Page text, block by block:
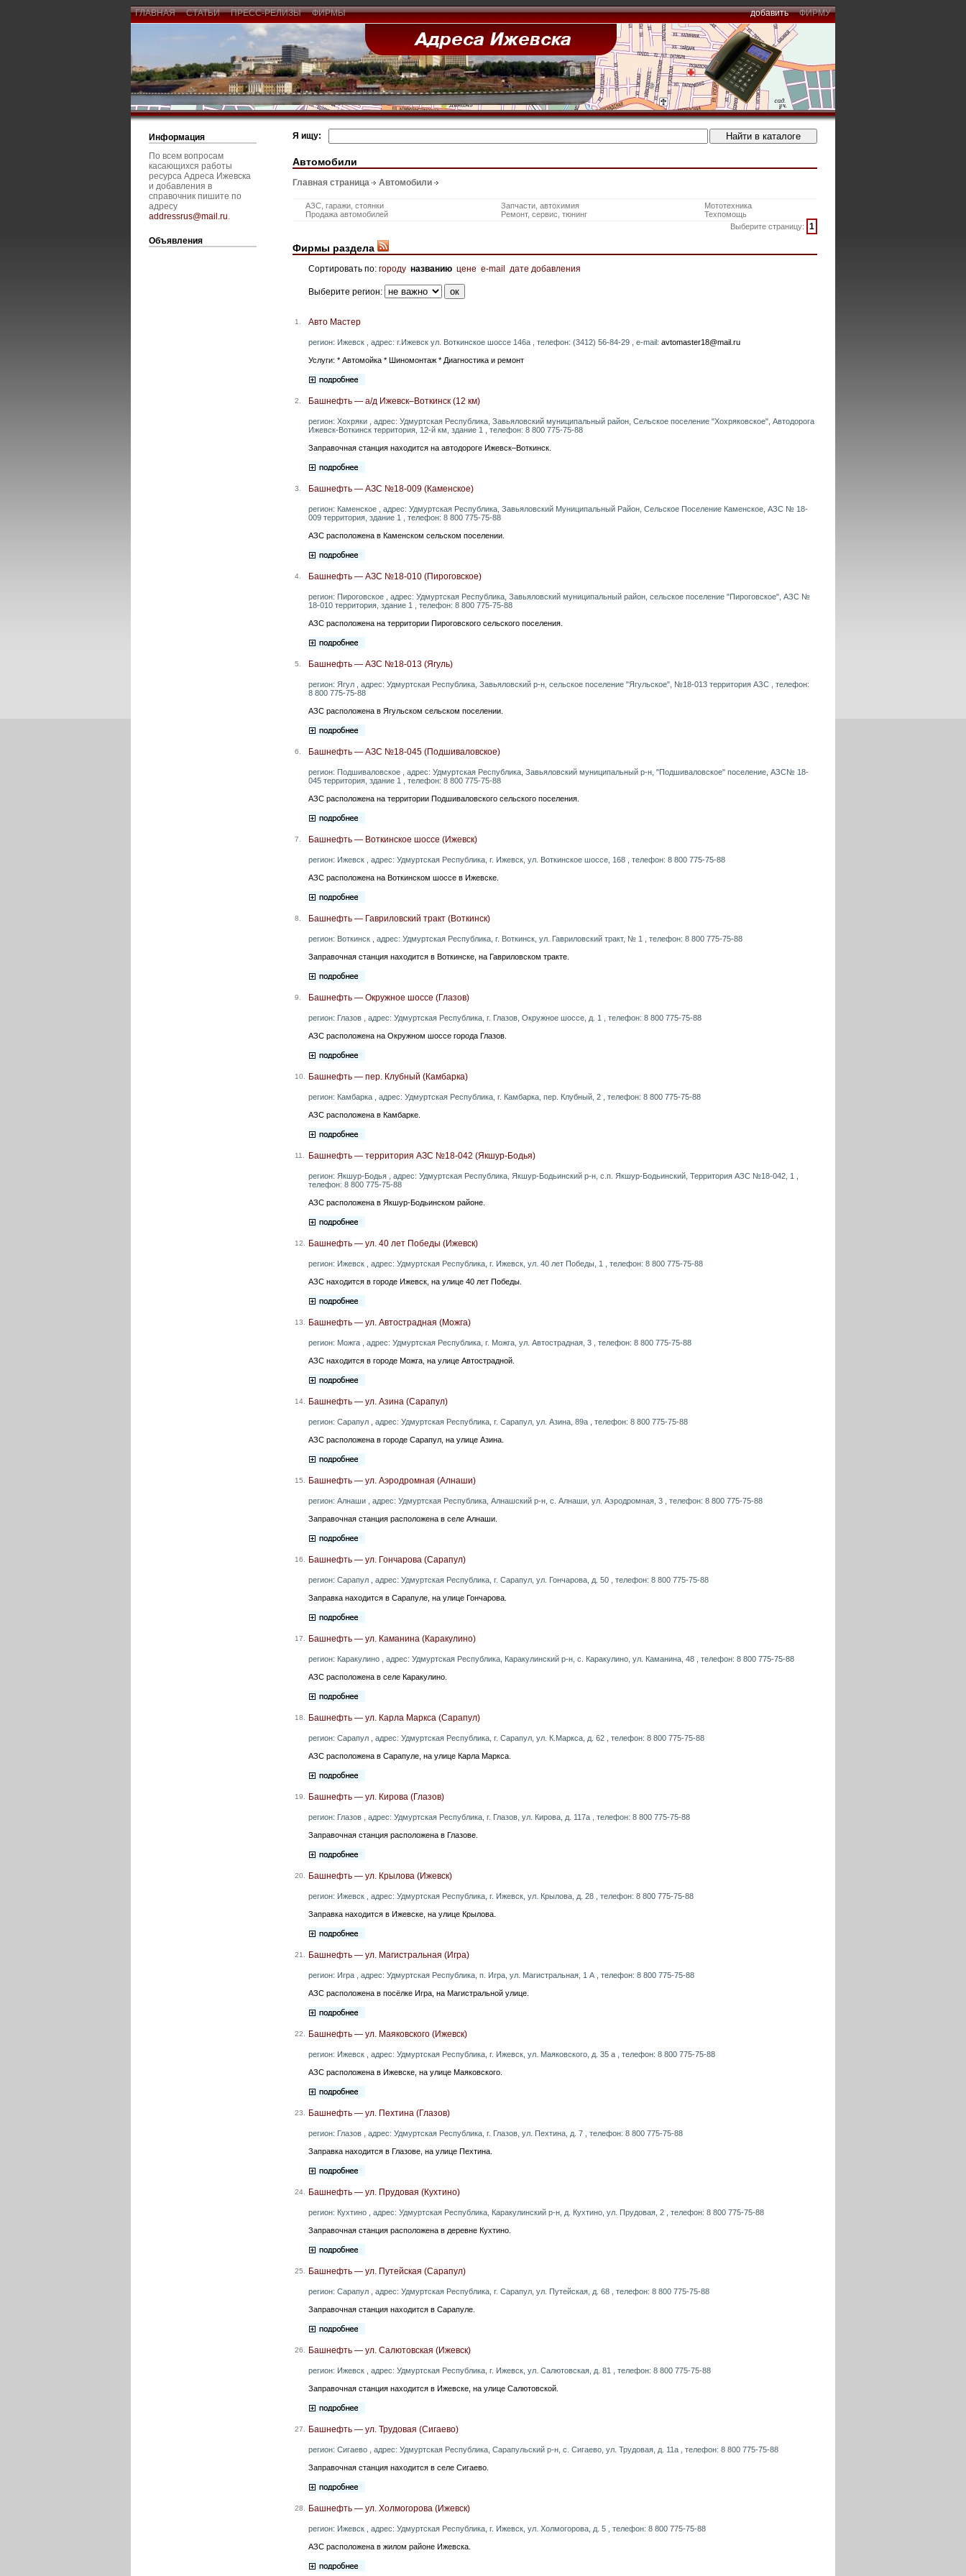
ГЛАВНАЯ СТАТЬИ ПРЕСС-РЕЛИЗЫ ФИРМЫ добавить ФИРМУ
Информация
По всем вопросам
касающихся работы
ресурса Адреса Ижевска
и добавления в
справочник пишите по
адресу
addressrus@mail.ru.
Объявления
Я ищу:
Автомобили
Главная страница Автомобили
АЗС, гаражи, стоянки Запчасти, автохимия
Мототехника
Продажа автомобилей
Ремонт, сервис, тюнинг
Техпомощь
Выберите страницу:
1
Фирмы раздела
Сортировать по: городу названию цене e-mail дате добавления
Выберите регион:
1. Авто Мастер
регион: Ижевск , адрес: г.Ижевск ул. Воткинское шоссе 146а , телефон: (3412) 56-84-29 , e-mail: avtomaster18@mail.ru
Услуги: * Автомойка * Шиномонтаж * Диагностика и ремонт
2. Башнефть — а/д Ижевск–Воткинск (12 км)
регион: Хохряки , адрес: Удмуртская Республика, Завьяловский муниципальный район, Сельское поселение "Хохряковское", Автодорога
Ижевск-Воткинск территория, 12-й км, здание 1 , телефон: 8 800 775-75-88
Заправочная станция находится на автодороге Ижевск–Воткинск.
3. Башнефть — АЗС №18-009 (Каменское)
регион: Каменское , адрес: Удмуртская Республика, Завьяловский Муниципальный Район, Сельское Поселение Каменское, АЗС № 18-
009 территория, здание 1 , телефон: 8 800 775-75-88
АЗС расположена в Каменском сельском поселении.
4. Башнефть — АЗС №18-010 (Пироговское)
регион: Пироговское , адрес: Удмуртская Республика, Завьяловский муниципальный район, сельское поселение "Пироговское", АЗС №
18-010 территория, здание 1 , телефон: 8 800 775-75-88
АЗС расположена на территории Пироговского сельского поселения.
5. Башнефть — АЗС №18-013 (Ягуль)
регион: Ягул , адрес: Удмуртская Республика, Завьяловский р-н, сельское поселение "Ягульское", №18-013 территория АЗС , телефон:
8 800 775-75-88
АЗС расположена в Ягульском сельском поселении.
6. Башнефть — АЗС №18-045 (Подшиваловское)
регион: Подшиваловское , адрес: Удмуртская Республика, Завьяловский муниципальный р-н, "Подшиваловское" поселение, АЗС№ 18-
045 территория, здание 1 , телефон: 8 800 775-75-88
АЗС расположена на территории Подшиваловского сельского поселения.
7. Башнефть — Воткинское шоссе (Ижевск)
регион: Ижевск , адрес: Удмуртская Республика, г. Ижевск, ул. Воткинское шоссе, 168 , телефон: 8 800 775-75-88
АЗС расположена на Воткинском шоссе в Ижевске.
8. Башнефть — Гавриловский тракт (Воткинск)
регион: Воткинск , адрес: Удмуртская Республика, г. Воткинск, ул. Гавриловский тракт, № 1 , телефон: 8 800 775-75-88
Заправочная станция находится в Воткинске, на Гавриловском тракте.
9. Башнефть — Окружное шоссе (Глазов)
регион: Глазов , адрес: Удмуртская Республика, г. Глазов, Окружное шоссе, д. 1 , телефон: 8 800 775-75-88
АЗС расположена на Окружном шоссе города Глазов.
10. Башнефть — пер. Клубный (Камбарка)
регион: Камбарка , адрес: Удмуртская Республика, г. Камбарка, пер. Клубный, 2 , телефон: 8 800 775-75-88
АЗС расположена в Камбарке.
11. Башнефть — территория АЗС №18-042 (Якшур-Бодья)
регион: Якшур-Бодья , адрес: Удмуртская Республика, Якшур-Бодьинский р-н, с.п. Якшур-Бодьинский, Территория АЗС №18-042, 1 ,
телефон: 8 800 775-75-88
АЗС расположена в Якшур-Бодьинском районе.
12. Башнефть — ул. 40 лет Победы (Ижевск)
регион: Ижевск , адрес: Удмуртская Республика, г. Ижевск, ул. 40 лет Победы, 1 , телефон: 8 800 775-75-88
АЗС находится в городе Ижевск, на улице 40 лет Победы.
13. Башнефть — ул. Автострадная (Можга)
регион: Можга , адрес: Удмуртская Республика, г. Можга, ул. Автострадная, 3 , телефон: 8 800 775-75-88
АЗС находится в городе Можга, на улице Автострадной.
14. Башнефть — ул. Азина (Сарапул)
регион: Сарапул , адрес: Удмуртская Республика, г. Сарапул, ул. Азина, 89а , телефон: 8 800 775-75-88
АЗС расположена в городе Сарапул, на улице Азина.
15. Башнефть — ул. Аэродромная (Алнаши)
регион: Алнаши , адрес: Удмуртская Республика, Алнашский р-н, с. Алнаши, ул. Аэродромная, 3 , телефон: 8 800 775-75-88
Заправочная станция расположена в селе Алнаши.
16. Башнефть — ул. Гончарова (Сарапул)
регион: Сарапул , адрес: Удмуртская Республика, г. Сарапул, ул. Гончарова, д. 50 , телефон: 8 800 775-75-88
Заправка находится в Сарапуле, на улице Гончарова.
17. Башнефть — ул. Каманина (Каракулино)
регион: Каракулино , адрес: Удмуртская Республика, Каракулинский р-н, с. Каракулино, ул. Каманина, 48 , телефон: 8 800 775-75-88
АЗС расположена в селе Каракулино.
18. Башнефть — ул. Карла Маркса (Сарапул)
регион: Сарапул , адрес: Удмуртская Республика, г. Сарапул, ул. К.Маркса, д. 62 , телефон: 8 800 775-75-88
АЗС расположена в Сарапуле, на улице Карла Маркса.
19. Башнефть — ул. Кирова (Глазов)
регион: Глазов , адрес: Удмуртская Республика, г. Глазов, ул. Кирова, д. 117а , телефон: 8 800 775-75-88
Заправочная станция расположена в Глазове.
20. Башнефть — ул. Крылова (Ижевск)
регион: Ижевск , адрес: Удмуртская Республика, г. Ижевск, ул. Крылова, д. 28 , телефон: 8 800 775-75-88
Заправка находится в Ижевске, на улице Крылова.
21. Башнефть — ул. Магистральная (Игра)
регион: Игра , адрес: Удмуртская Республика, п. Игра, ул. Магистральная, 1 А , телефон: 8 800 775-75-88
АЗС расположена в посёлке Игра, на Магистральной улице.
22. Башнефть — ул. Маяковского (Ижевск)
регион: Ижевск , адрес: Удмуртская Республика, г. Ижевск, ул. Маяковского, д. 35 а , телефон: 8 800 775-75-88
АЗС расположена в Ижевске, на улице Маяковского.
23. Башнефть — ул. Пехтина (Глазов)
регион: Глазов , адрес: Удмуртская Республика, г. Глазов, ул. Пехтина, д. 7 , телефон: 8 800 775-75-88
Заправка находится в Глазове, на улице Пехтина.
24. Башнефть — ул. Прудовая (Кухтино)
регион: Кухтино , адрес: Удмуртская Республика, Каракулинский р-н, д. Кухтино, ул. Прудовая, 2 , телефон: 8 800 775-75-88
Заправочная станция расположена в деревне Кухтино.
25. Башнефть — ул. Путейская (Сарапул)
регион: Сарапул , адрес: Удмуртская Республика, г. Сарапул, ул. Путейская, д. 68 , телефон: 8 800 775-75-88
Заправочная станция находится в Сарапуле.
26. Башнефть — ул. Салютовская (Ижевск)
регион: Ижевск , адрес: Удмуртская Республика, г. Ижевск, ул. Салютовская, д. 81 , телефон: 8 800 775-75-88
Заправочная станция находится в Ижевске, на улице Салютовской.
27. Башнефть — ул. Трудовая (Сигаево)
регион: Сигаево , адрес: Удмуртская Республика, Сарапульский р-н, с. Сигаево, ул. Трудовая, д. 11а , телефон: 8 800 775-75-88
Заправочная станция находится в селе Сигаево.
28. Башнефть — ул. Холмогорова (Ижевск)
регион: Ижевск , адрес: Удмуртская Республика, г. Ижевск, ул. Холмогорова, д. 5 , телефон: 8 800 775-75-88
АЗС расположена в жилом районе Ижевска.